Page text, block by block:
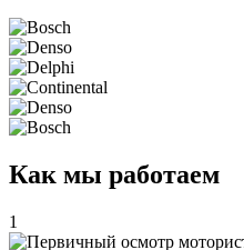
Как мы работаем
1